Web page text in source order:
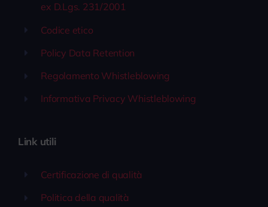
ex D.Lgs. 231/2001
Codice etico
Policy Data Retention
Regolamento Whistleblowing
Informativa Privacy Whistleblowing
Link utili
Certificazione di qualità
Politica della qualità